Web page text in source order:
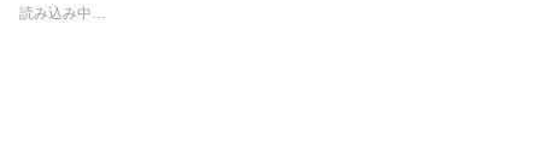
t
読み込み中…